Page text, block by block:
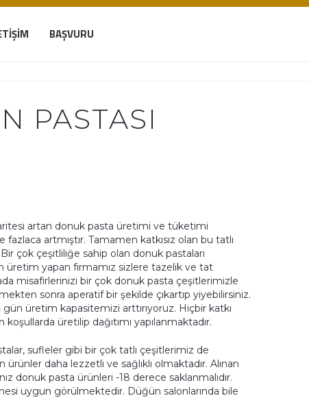
BAŞVURU
PASTASI
artan donuk pasta üretimi ve tüketimi
artmıştır. Tamamen katkısız olan bu tatlı
çok çeşitliliğe sahip olan donuk pastaları
üretim yapan firmamız sizlere tazelik ve tat
misafirlerinizi bir çok donuk pasta çeşitlerimizle
sonra aperatif bir şekilde çıkartıp yiyebilirsiniz.
üretim kapasitemizi arttırıyoruz. Hiçbir katkı
üretilip dağıtımı yapılanmaktadır.
sufleler gibi bir çok tatlı çeşitlerimiz de
daha lezzetli ve sağlıklı olmaktadır. Alınan
donuk pasta ürünleri -18 derece saklanmalıdır.
uygun görülmektedir. Düğün salonlarında bile